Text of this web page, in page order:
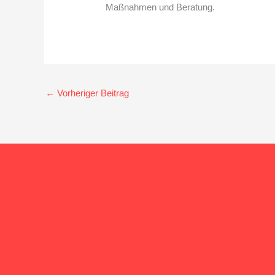
Maßnahmen und Beratung.
← Vorheriger Beitrag